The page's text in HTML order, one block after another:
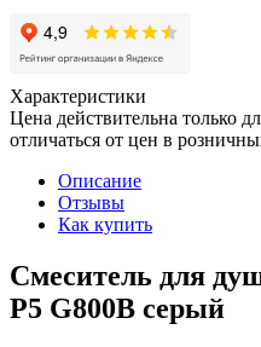
Характеристики
Цена действительна только
отличаться от цен в
Описание
Отзывы
Как купить
Смеситель для
P5 G800B серый